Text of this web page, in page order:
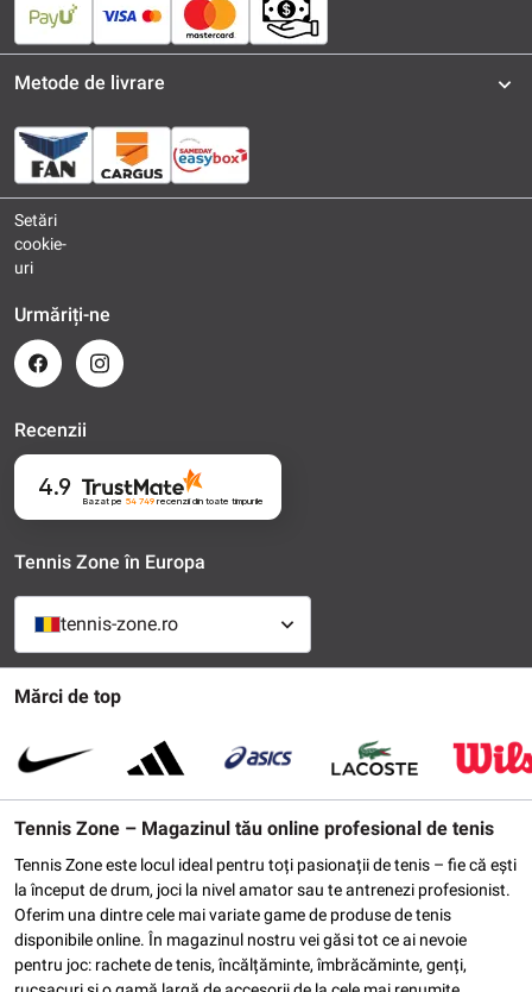
Mărci de top
Tennis Zone – Magazinul tău online profesional de tenis
Tennis Zone este locul ideal pentru toți pasionații de tenis – fie că ești
la început de drum, joci la nivel amator sau te antrenezi profesionist.
Oferim una dintre cele mai variate game de produse de tenis
disponibile online. În magazinul nostru vei găsi tot ce ai nevoie
pentru joc: rachete de tenis, încălțăminte, îmbrăcăminte, genți,
Metode de livrare
Setări
cookie-
uri
Urmăriți-ne
Recenzii
4.9
Bazat pe 54 749recenziidin toate timpurile
Tennis Zone în Europa
tennis-zone.ro